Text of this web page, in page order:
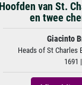
Hoofden van St.
en twee
Giacinto
Heads of St Charles
1691 |